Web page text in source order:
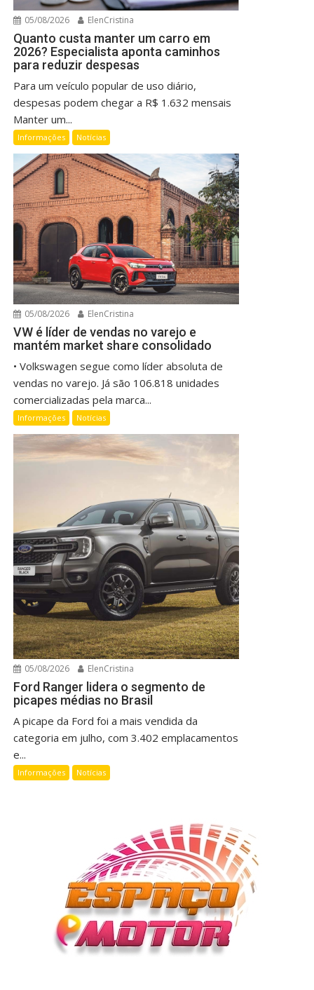
05/08/2026 ElenCristina
Quanto custa manter um carro em
2026? Especialista aponta caminhos
para reduzir despesas
Para um veículo popular de uso diário,
despesas podem chegar a R$ 1.632 mensais
Manter um...
Informações Notícias
05/08/2026 ElenCristina
VW é líder de vendas no varejo e
mantém market share consolidado
• Volkswagen segue como líder absoluta de
vendas no varejo. Já são 106.818 unidades
comercializadas pela marca...
Informações Notícias
05/08/2026 ElenCristina
Ford Ranger lidera o segmento de
picapes médias no Brasil
A picape da Ford foi a mais vendida da
categoria em julho, com 3.402 emplacamentos
e...
Informações Notícias